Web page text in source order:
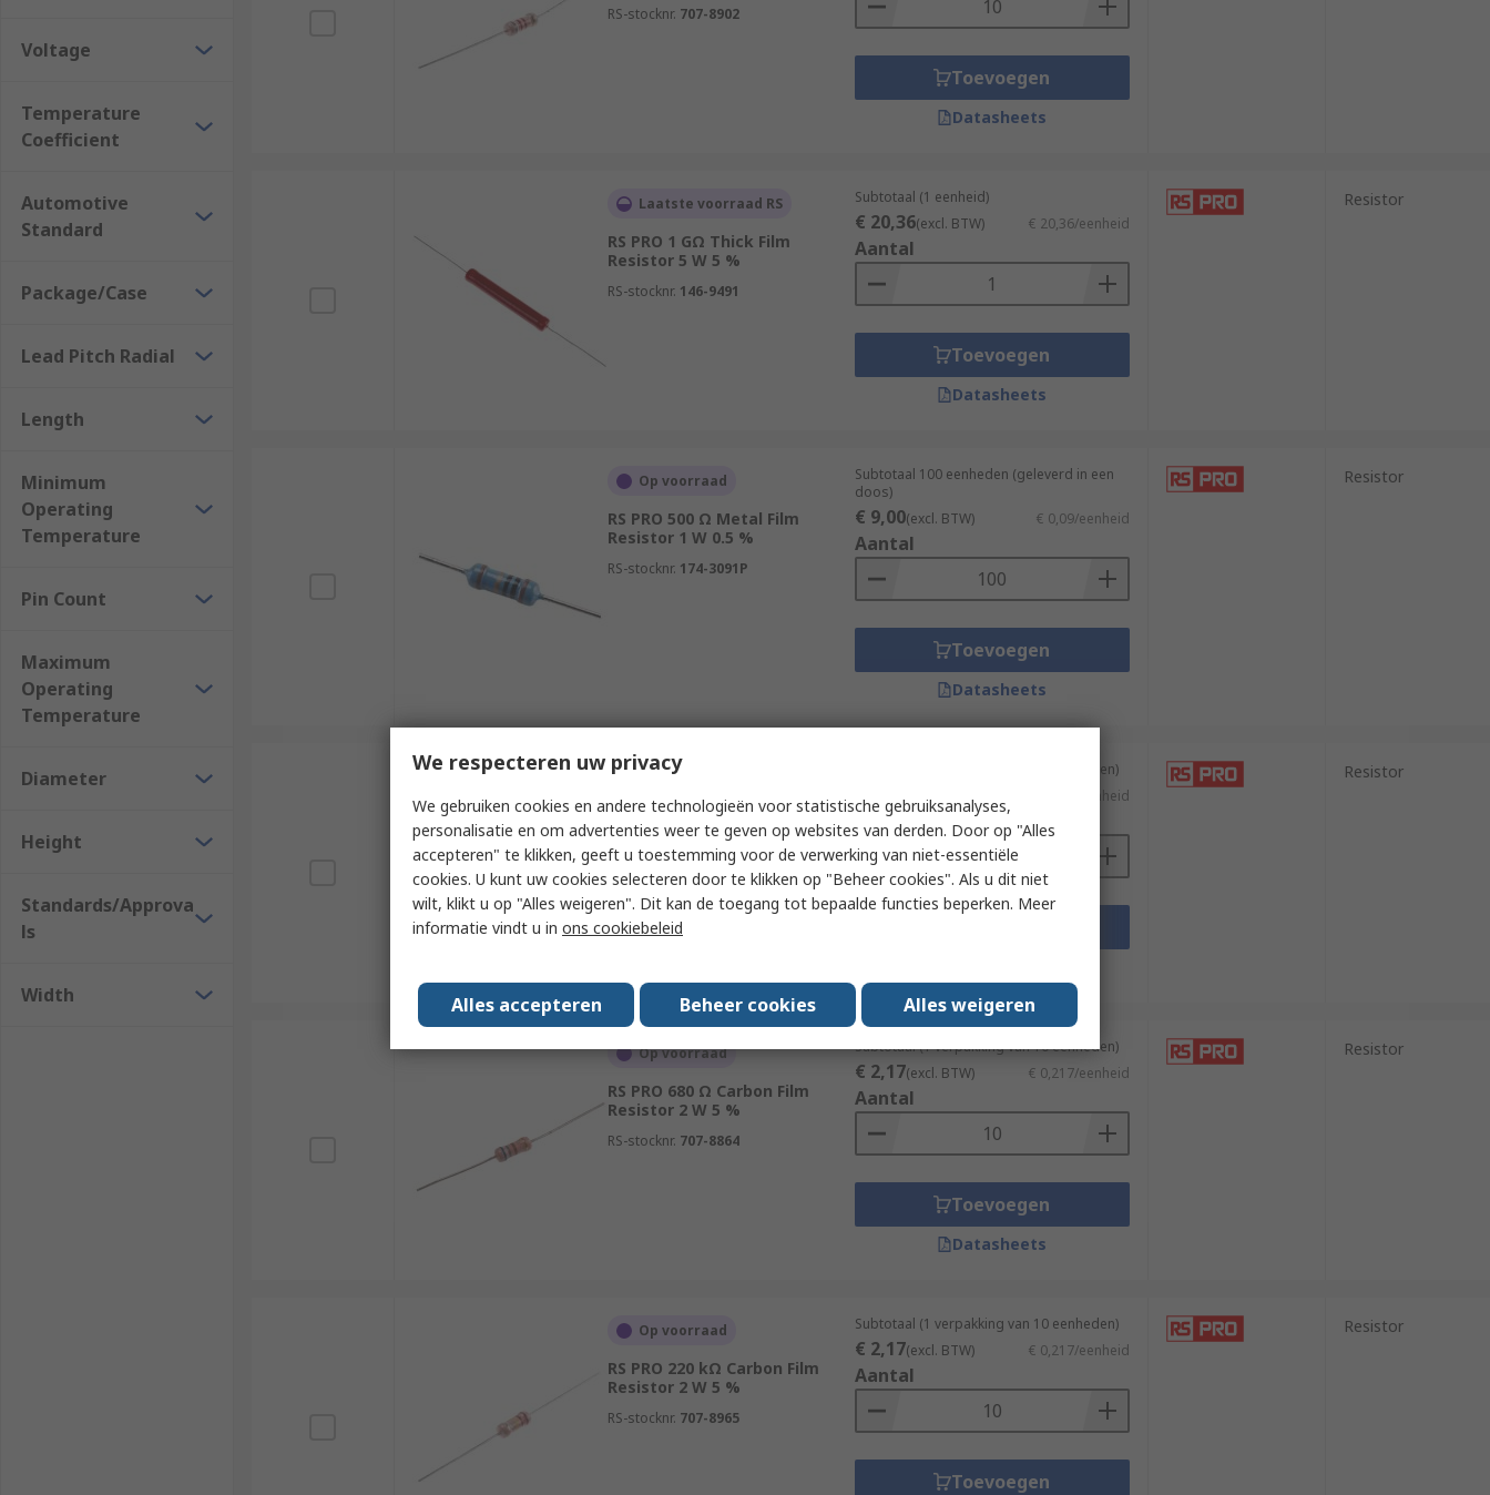
Voltage
Temperature
Coefficient
Automotive
Standard
Package/Case
Lead Pitch Radial
Length
Minimum
Operating
Temperature
Pin Count
Maximum
Operating
Temperature
Diameter
Height
Standards/Approva
ls
Width
RS-stocknr. 707-8902
Toevoegen
Datasheets
Laatste voorraad RS
RS PRO 1 GΩ Thick Film
Resistor 5 W 5 %
RS-stocknr. 146-9491
Subtotaal (1 eenheid)
€ 20,36(excl. BTW) € 20,36/eenheid
Aantal
Toevoegen
Datasheets
Resistor
Op voorraad
RS PRO 500 Ω Metal Film
Resistor 1 W 0.5 %
RS-stocknr. 174-3091P
Subtotaal 100 eenheden (geleverd in een
doos)
€ 9,00(excl. BTW) € 0,09/eenheid
Aantal
Toevoegen
Datasheets
Resistor
Op voorraad
RS PRO 120 Ω Carbon Film
Resistor 2 W 5 %
RS-stocknr.707-8836
Subtotaal (1 verpakking van 10 eenheden)
€ 2,37 (excl. BTW) € 0,237/eenheid
Aantal
Resistor
Op voorraad
RS PRO 680 Ω Carbon Film
Resistor 2 W 5 %
RS-stocknr. 707-8864
Subtotaal (1 verpakking van 10 eenheden)
€ 2,17(excl. BTW) € 0,217/eenheid
Aantal
Toevoegen
Datasheets
Resistor
Op voorraad
RS PRO 220 kΩ Carbon Film
Resistor 2 W 5 %
RS-stocknr. 707-8965
Subtotaal (1 verpakking van 10 eenheden)
€ 2,17(excl. BTW) € 0,217/eenheid
Aantal
Toevoegen
Resistor
We respecteren uw privacy
We gebruiken cookies en andere technologieën voor statistische gebruiksanalyses,
personalisatie en om advertenties weer te geven op websites van derden. Door op "Alles
accepteren" te klikken, geeft u toestemming voor de verwerking van niet-essentiële
cookies. U kunt uw cookies selecteren door te klikken op "Beheer cookies". Als u dit niet
wilt, klikt u op "Alles weigeren". Dit kan de toegang tot bepaalde functies beperken. Meer
informatie vindt u in ons cookiebeleid
Alles accepteren Beheer cookies Alles weigeren